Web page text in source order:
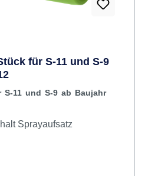
für S-11 und S-9
S-11 und S-9 ab Baujahr
Sprayaufsätze. Inhalt Sprayaufsatz